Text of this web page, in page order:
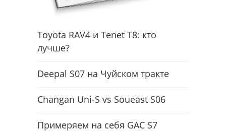
Toyota RAV4 и Tenet T8: кто
лучше?
Deepal S07 на Чуйском тракте
Changan Uni-S vs Soueast S06
Примеряем на себя GAC S7